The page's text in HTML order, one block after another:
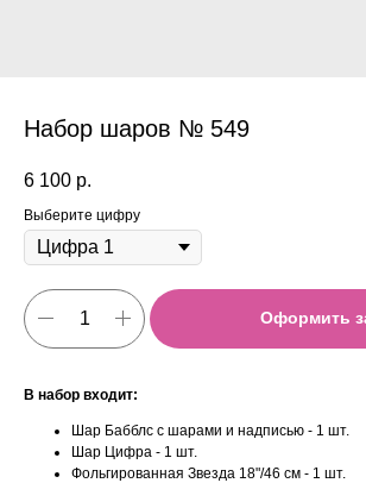
Набор шаров № 549
6 100 р.
Выберите цифру
Оформить
В набор входит:
Шар Бабблс с шарами и надписью - 1 шт.
Шар Цифра - 1 шт.
Фольгированная Звезда 18"/46 см - 1 шт.